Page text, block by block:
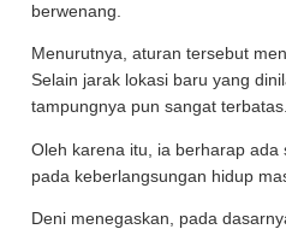
berwenang.
Menurutnya, aturan tersebut
Selain jarak lokasi baru yang
tampungnya pun sangat terbatas.
Oleh karena itu, ia berharap ada
pada keberlangsungan hidup
Deni menegaskan, pada